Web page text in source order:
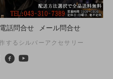
電話問合せ メール問合せ
するシルバーアクセサリー